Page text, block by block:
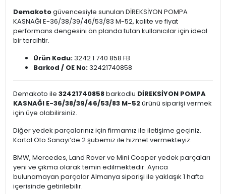
Demakotogüvencesiyle sunulan DİREKSİYON POMPA
KASNAĞI E-36/38/39/46/53/83 M-52, kalite ve fiyat
performans dengesini ön planda tutan kullanıcılar için ideal
bir tercihtir.
Ürün Kodu:3242 1 740 858 FB
Barkod / OE No:32421740858
Demakoto ile 32421740858barkodlu DİREKSİYON POMPA
KASNAĞI E-36/38/39/46/53/83 M-52ürünü siparişi vermek
için üye olabilirsiniz.
Diğer yedek parçalarınız için firmamız ile iletişime geçiniz.
Kartal Oto Sanayi’de 2 şubemiz ile hizmet vermekteyiz.
BMW, Mercedes, Land Rover ve Mini Cooper yedek parçaları
yeni ve çıkma olarak temin edilmektedir. Ayrıca
bulunamayan parçalar Almanya siparişi ile yaklaşık 1 hafta
içerisinde getirilebilir.